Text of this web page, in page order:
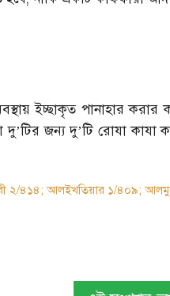
অবস্থায় ইচ্ছাকৃত পানাহার
দু’টির জন্য দু’টি রোযা কাযা
২/৪১৪; আলইখতিয়ার ১/৪০৯;